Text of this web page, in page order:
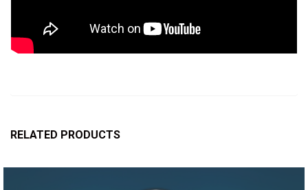
RELATED PRODUCTS